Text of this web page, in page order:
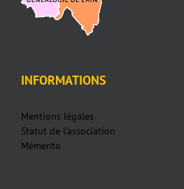
INFORMATIONS
Mentions légales
Statut de l'association
Mémento